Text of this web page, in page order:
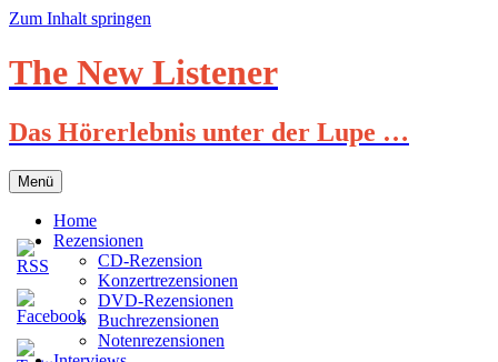
Zum Inhalt springen
The New Listener
Das Hörerlebnis unter der Lupe …
Menü
Home
Rezensionen
CD-Rezension
Konzertrezensionen
DVD-Rezensionen
Buchrezensionen
Notenrezensionen